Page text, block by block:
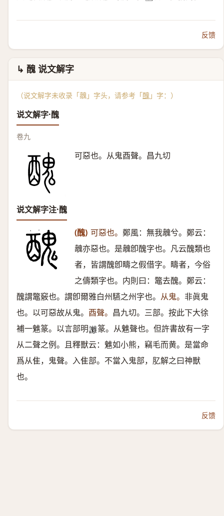
反馈
↳ 醜 说文解字
（说文解字未收录「魗」字头，请参考「醜 」字：）
说文解字·醜
卷九
可惡也。从鬼酉聲。昌九切
说文解字注·醜
(醜) 可惡也。 鄭風：無我魗兮。鄭云：
魗亦惡也。是魗卽醜字也。凡云醜類也
者，皆謂醜卽疇之假借字。疇者，今俗
之儔類字也。内則曰：鼈去醜。鄭云：
醜謂鼈竅也。謂卽爾雅白州驠之州字也。 从鬼。 非眞鬼
也。以可惡故从鬼。 酉聲。 昌九切。三部。按此下大徐
補一魋篆。以言部明𧮓 篆。从魋聲也。但許書故有一字
从二聲之例。且釋獸云：魋如小熊，竊毛而黄。是當命
爲从隹，鬼聲。入隹部。不當入鬼部，肊解之曰神獸
也。
反馈